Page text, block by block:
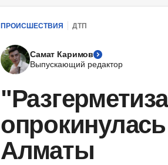
ПРОИСШЕСТВИЯ ДТП
Самат Каримов
Выпускающий редактор
Алматы